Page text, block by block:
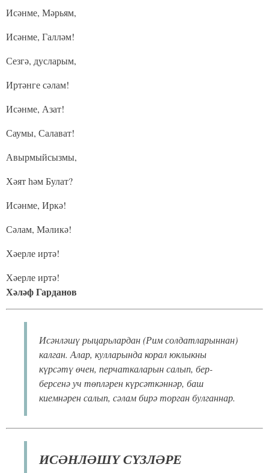
Исәнме, Мәрьям,
Исәнме, Галләм!
Сезгә, дусларым,
Иртәнге сәлам!
Исәнме, Азат!
Саумы, Салават!
Авырмыйсызмы,
Хәят һәм Булат?
Исәнме, Иркә!
Сәлам, Мәликә!
Хәерле иртә!
Хәерле иртә!
Хәләф Гарданов
Исәнләшү рыцарьлардан (Рим солдатларыннан)
калган. Алар, кулларында корал юклыкны
күрсәтү өчен, перчаткаларын салып, бер-
берсенә уч төпләрен күрсәткәннәр, баш
киемнәрен салып, сәлам бирә торган булганнар.
ИСӘНЛӘШҮ СҮЗЛӘРЕ